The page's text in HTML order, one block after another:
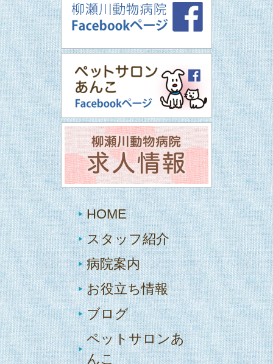
HOME
スタッフ紹介
病院案内
お役立ち情報
ブログ
ペットサロンあ
んこ